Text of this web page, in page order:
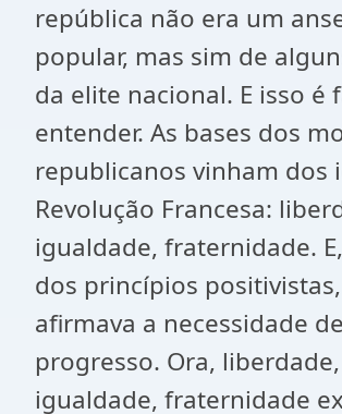
república não era um
popular, mas sim de
da elite nacional. E isso é
entender. As bases dos
republicanos vinham dos
Revolução Francesa:
igualdade, fraternidade.
dos princípios
afirmava a necessidade de
progresso. Ora, liberdade,
igualdade, fraternidade